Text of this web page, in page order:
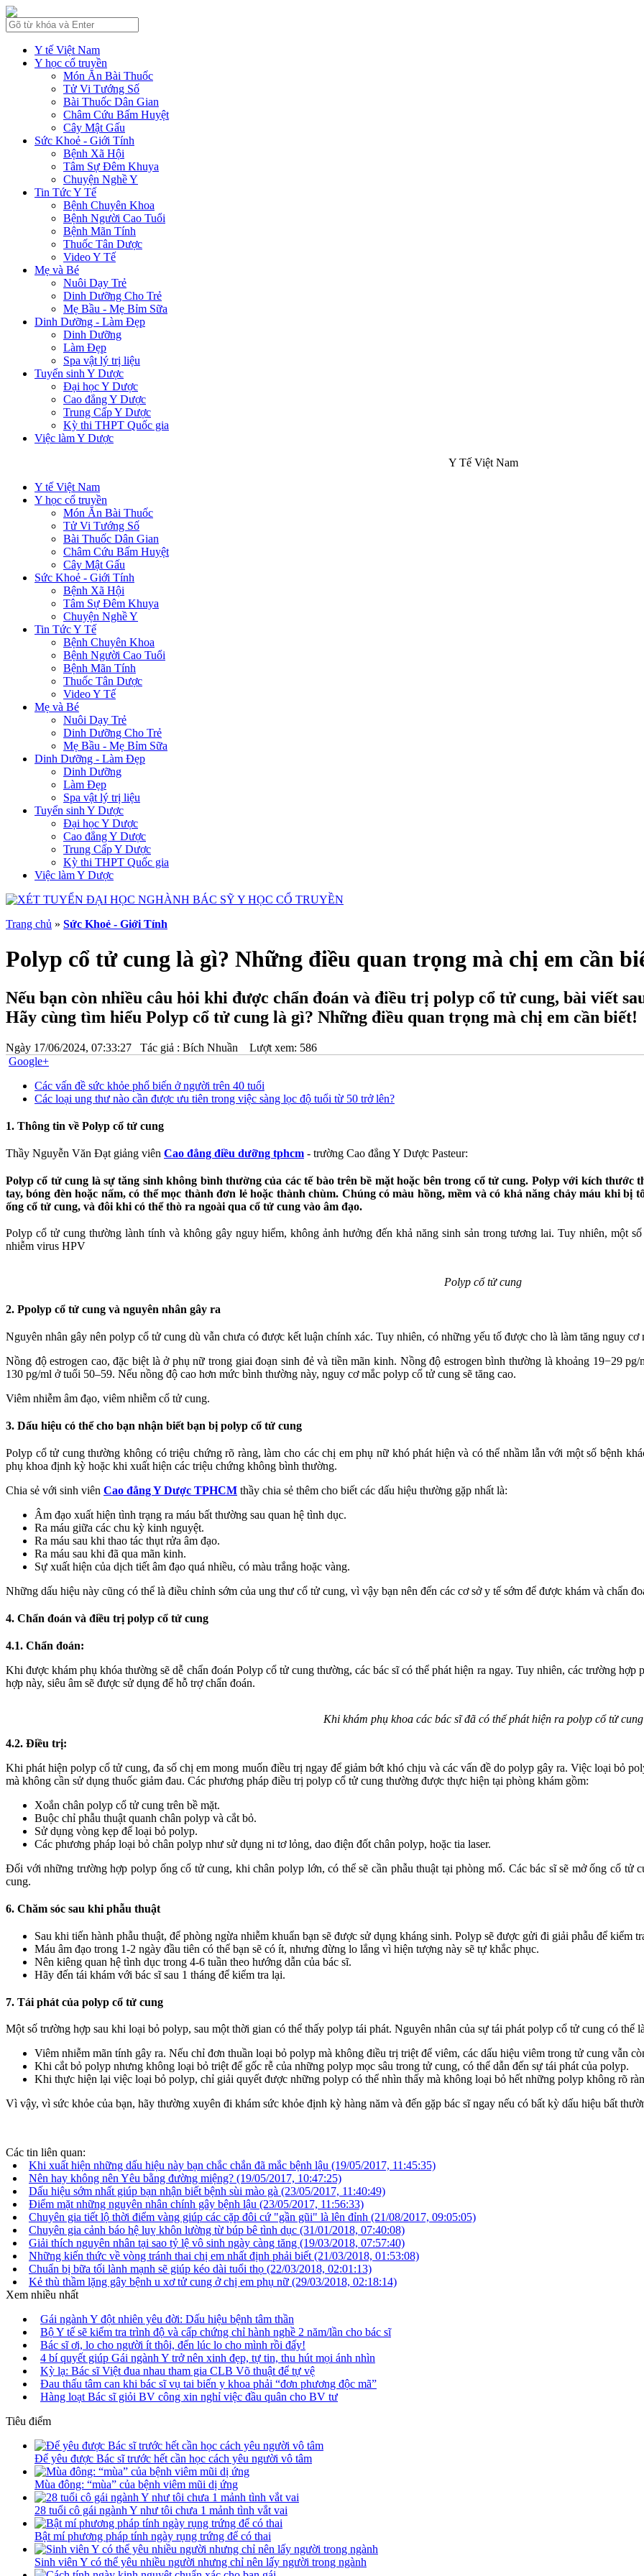
Y tế Việt Nam
Y học cổ truyền
Món Ăn Bài Thuốc
Tử Vi Tướng Số
Bài Thuốc Dân Gian
Châm Cứu Bấm Huyệt
Cây Mật Gấu
Sức Khoẻ - Giới Tính
Bệnh Xã Hội
Tâm Sự Đêm Khuya
Chuyện Nghề Y
Tin Tức Y Tế
Bệnh Chuyên Khoa
Bệnh Người Cao Tuổi
Bệnh Mãn Tính
Thuốc Tân Dược
Video Y Tế
Mẹ và Bé
Nuôi Dạy Trẻ
Dinh Dưỡng Cho Trẻ
Mẹ Bầu - Mẹ Bỉm Sữa
Dinh Dưỡng - Làm Đẹp
Dinh Dưỡng
Làm Đẹp
Spa vật lý trị liệu
Tuyển sinh Y Dược
Đại học Y Dược
Cao đẳng Y Dược
Trung Cấp Y Dược
Kỳ thi THPT Quốc gia
Việc làm Y Dược
Y Tế Việt Nam
Y tế Việt Nam
Y học cổ truyền
Món Ăn Bài Thuốc
Tử Vi Tướng Số
Bài Thuốc Dân Gian
Châm Cứu Bấm Huyệt
Cây Mật Gấu
Sức Khoẻ - Giới Tính
Bệnh Xã Hội
Tâm Sự Đêm Khuya
Chuyện Nghề Y
Tin Tức Y Tế
Bệnh Chuyên Khoa
Bệnh Người Cao Tuổi
Bệnh Mãn Tính
Thuốc Tân Dược
Video Y Tế
Mẹ và Bé
Nuôi Dạy Trẻ
Dinh Dưỡng Cho Trẻ
Mẹ Bầu - Mẹ Bỉm Sữa
Dinh Dưỡng - Làm Đẹp
Dinh Dưỡng
Làm Đẹp
Spa vật lý trị liệu
Tuyển sinh Y Dược
Đại học Y Dược
Cao đẳng Y Dược
Trung Cấp Y Dược
Kỳ thi THPT Quốc gia
Việc làm Y Dược
Trang chủ » Sức Khoẻ - Giới Tính
Polyp cổ tử cung là gì? Những điều quan trọng mà chị em cần
Nếu bạn còn nhiều câu hỏi khi được chẩn đoán và điều trị polyp cổ tử cung, bài viết
Hãy cùng tìm hiểu Polyp cổ tử cung là gì? Những điều quan trọng mà chị em cần biết!
Ngày 17/06/2024, 07:33:27 Tác giả : Bích Nhuần Lượt xem: 586
Google+
Các vấn đề sức khỏe phổ biến ở người trên 40 tuổi
Các loại ung thư nào cần được ưu tiên trong việc sàng lọc độ tuổi từ 50 trở lên?
1. Thông tin về Polyp cổ tử cung
Thầy Nguyễn Văn Đạt giảng viên Cao đẳng điều dưỡng tphcm - trường Cao đẳng Y Dược Pasteur:
Polyp cổ tử cung là sự tăng sinh không bình thường của các tế bào trên bề mặt hoặc bên trong cổ tử cung. Polyp với kích
tay, bóng đèn hoặc nấm, có thể mọc thành đơn lẻ hoặc thành chùm. Chúng có màu hồng, mềm và có khả năng chảy máu khi bị
ống cổ tử cung, và đôi khi có thể thò ra ngoài qua cổ tử cung vào âm đạo.
Polyp cổ tử cung thường lành tính và không gây nguy hiểm, không ảnh hưởng đến khả năng sinh sản trong tương lai. Tuy nhiên, một
nhiễm virus HPV
Polyp cổ tử cung
2. Ppolyp cổ tử cung và nguyên nhân gây ra
Nguyên nhân gây nên polyp cổ tử cung dù vẫn chưa có được kết luận chính xác. Tuy nhiên, có những yếu tố được cho là làm tăng nguy cơ
Nồng độ estrogen cao, đặc biệt là ở phụ nữ trong giai đoạn sinh đẻ và tiền mãn kinh. Nồng độ estrogen bình thường là khoảng 19−29
130 pg/ml ở tuổi 50–59. Nếu nồng độ cao hơn mức bình thường này, nguy cơ mắc polyp cổ tử cung sẽ tăng cao.
Viêm nhiễm âm đạo, viêm nhiễm cổ tử cung.
3. Dấu hiệu có thể cho bạn nhận biết bạn bị polyp cổ tử cung
Polyp cổ tử cung thường không có triệu chứng rõ ràng, làm cho các chị em phụ nữ khó phát hiện và có thể nhầm lẫn với một số bệnh
phụ khoa định kỳ hoặc khi xuất hiện các triệu chứng không bình thường.
Chia sẻ với sinh viên Cao đẳng Y Dược TPHCM thầy chia sẻ thêm cho biết các dấu hiệu thường gặp nhất là:
Âm đạo xuất hiện tình trạng ra máu bất thường sau quan hệ tình dục.
Ra máu giữa các chu kỳ kinh nguyệt.
Ra máu sau khi thao tác thụt rửa âm đạo.
Ra máu sau khi đã qua mãn kinh.
Sự xuất hiện của dịch tiết âm đạo quá nhiều, có màu trắng hoặc vàng.
Những dấu hiệu này cũng có thể là điều chỉnh sớm của ung thư cổ tử cung, vì vậy bạn nên đến các cơ sở y tế sớm để được khám và chẩn
4. Chẩn đoán và điều trị polyp cổ tử cung
4.1. Chẩn đoán:
Khi được khám phụ khóa thường sẽ dễ chẩn đoán Polyp cổ tử cung thường, các bác sĩ có thể phát hiện ra ngay. Tuy nhiên, các trường
hợp này, siêu âm sẽ được sử dụng để hỗ trợ chẩn đoán.
Khi khám phụ khoa các bác sĩ đã có thể phát hiện ra polyp cổ tử cung
4.2. Điều trị:
Khi phát hiện polyp cổ tử cung, đa số chị em mong muốn điều trị ngay để giảm bớt khó chịu và các vấn đề do polyp gây ra. Việc loại bỏ
mà không cần sử dụng thuốc giảm đau. Các phương pháp điều trị polyp cổ tử cung thường được thực hiện tại phòng khám gồm:
Xoắn chân polyp cổ tử cung trên bề mặt.
Buộc chỉ phẫu thuật quanh chân polyp và cắt bỏ.
Sử dụng vòng kẹp để loại bỏ polyp.
Các phương pháp loại bỏ chân polyp như sử dụng ni tơ lỏng, dao điện đốt chân polyp, hoặc tia laser.
Đối với những trường hợp polyp ống cổ tử cung, khi chân polyp lớn, có thể sẽ cần phẫu thuật tại phòng mổ. Các bác sĩ sẽ mở ống cổ tử
cung.
6. Chăm sóc sau khi phẫu thuật
Sau khi tiến hành phẫu thuật, để phòng ngừa nhiễm khuẩn bạn sẽ được sử dụng kháng sinh. Polyp sẽ được gửi đi giải phẫu để kiểm
Máu âm đạo trong 1-2 ngày đầu tiên có thể bạn sẽ có ít, nhưng đừng lo lắng vì hiện tượng này sẽ tự khắc phục.
Nên kiêng quan hệ tình dục trong 4-6 tuần theo hướng dẫn của bác sĩ.
Hãy đến tái khám với bác sĩ sau 1 tháng để kiểm tra lại.
7. Tái phát của polyp cổ tử cung
Một số trường hợp sau khi loại bỏ polyp, sau một thời gian có thể thấy polyp tái phát. Nguyên nhân của sự tái phát polyp cổ tử cung có thể
Viêm nhiễm mãn tính gây ra. Nếu chỉ đơn thuần loại bỏ polyp mà không điều trị triệt để viêm, các dấu hiệu viêm trong tử cung vẫn
Khi cắt bỏ polyp nhưng không loại bỏ triệt để gốc rễ của những polyp mọc sâu trong tử cung, có thể dẫn đến sự tái phát của polyp.
Khi thực hiện lại việc loại bỏ polyp, chỉ giải quyết được những polyp có thể nhìn thấy mà không loại bỏ hết những polyp không rõ
Vì vậy, vì sức khỏe của bạn, hãy thường xuyên đi khám sức khỏe định kỳ hàng năm và đến gặp bác sĩ ngay nếu có bất kỳ dấu hiệu bất
Các tin liên quan:
Khi xuất hiện những dấu hiệu này bạn chắc chắn đã mắc bệnh lậu (19/05/2017, 11:45:35)
Nên hay không nên Yêu bằng đường miệng? (19/05/2017, 10:47:25)
Dấu hiệu sớm nhất giúp bạn nhận biết bệnh sùi mào gà (23/05/2017, 11:40:49)
Điểm mặt những nguyên nhân chính gây bệnh lậu (23/05/2017, 11:56:33)
Chuyên gia tiết lộ thời điểm vàng giúp các cặp đôi cứ "gần gũi" là lên đỉnh (21/08/2017, 09:05:05)
Chuyên gia cảnh báo hệ luỵ khôn lường từ búp bê tình dục (31/01/2018, 07:40:08)
Giải thích nguyên nhân tại sao tỷ lệ vô sinh ngày càng tăng (19/03/2018, 07:57:40)
Những kiến thức về vòng tránh thai chị em nhất định phải biết(21/03/2018, 01:53:08)
Chuẩn bị bữa tối lành mạnh sẽ giúp kéo dài tuổi thọ (22/03/2018, 02:01:13)
Kẻ thù thầm lặng gây bệnh u xơ tử cung ở chị em phụ nữ (29/03/2018, 02:18:14)
Xem nhiều nhất
Gái ngành Y đột nhiên yêu đời: Dấu hiệu bệnh tâm thần
Bộ Y tế sẽ kiểm tra trình độ và cấp chứng chỉ hành nghề 2 năm/lần cho bác sĩ
Bác sĩ ơi, lo cho người ít thôi, đến lúc lo cho mình rồi đấy!
4 bí quyết giúp Gái ngành Y trở nên xinh đẹp, tự tin, thu hút mọi ánh nhìn
Kỳ lạ: Bác sĩ Việt đua nhau tham gia CLB Võ thuật để tự vệ
Đau thấu tâm can khi bác sĩ vụ tai biến y khoa phải “đơn phương độc mã”
Hàng loạt Bác sĩ giỏi BV công xin nghỉ việc đầu quân cho BV tư
Tiêu điểm
Để yêu được Bác sĩ trước hết cần học cách yêu người vô tâm
Mùa đông: “mùa” của bệnh viêm mũi dị ứng
28 tuổi cô gái ngành Y như tôi chưa 1 mảnh tình vắt vai
Bật mí phương pháp tính ngày rụng trứng để có thai
Sinh viên Y có thể yêu nhiều người nhưng chỉ nên lấy người trong ngành